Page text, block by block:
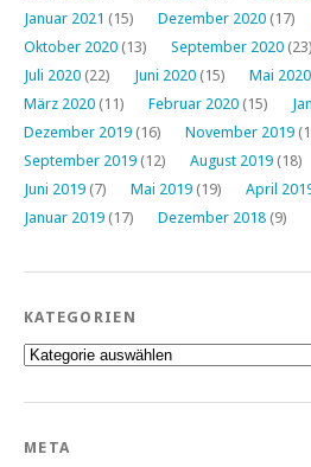
Januar 2021 (15) Dezember 2020 (17)
Oktober 2020 (13) September 2020 (23)
Juli 2020 (22) Juni 2020 (15) Mai 2020
März 2020 (11) Februar 2020 (15)
Dezember 2019 (16) November 2019
September 2019 (12) August 2019 (18)
Juni 2019 (7) Mai 2019 (19) April
Januar 2019 (17) Dezember 2018 (9)
KATEGORIEN
Kategorien
META